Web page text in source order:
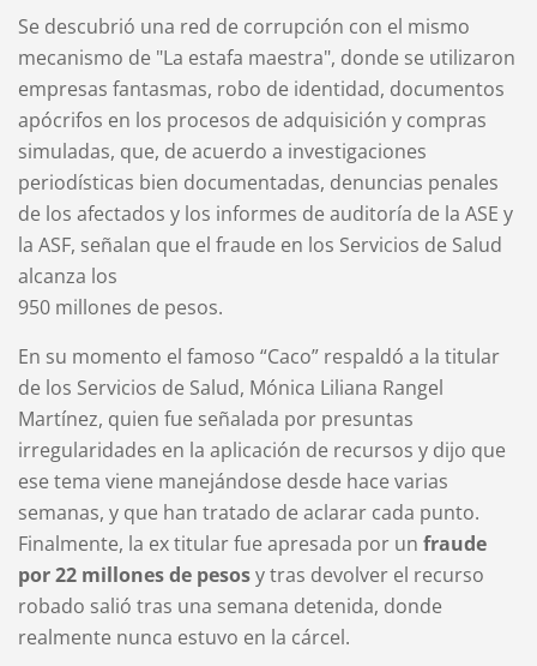
Se descubrió una red de corrupción con el mismo
mecanismo de "La estafa maestra", donde se utilizaron
empresas fantasmas, robo de identidad, documentos
apócrifos en los procesos de adquisición y compras
simuladas, que, de acuerdo a investigaciones
periodísticas bien documentadas, denuncias penales
de los afectados y los informes de auditoría de la ASE y
la ASF, señalan que el fraude en los Servicios de Salud
alcanza los
950 millones de pesos.
En su momento el famoso “Caco” respaldó a la titular
de los Servicios de Salud, Mónica Liliana Rangel
Martínez, quien fue señalada por presuntas
irregularidades en la aplicación de recursos y dijo que
ese tema viene manejándose desde hace varias
semanas, y que han tratado de aclarar cada punto.
Finalmente, la ex titular fue apresada por un fraude
por 22 millones de pesosy tras devolver el recurso
robado salió tras una semana detenida, donde
realmente nunca estuvo en la cárcel.